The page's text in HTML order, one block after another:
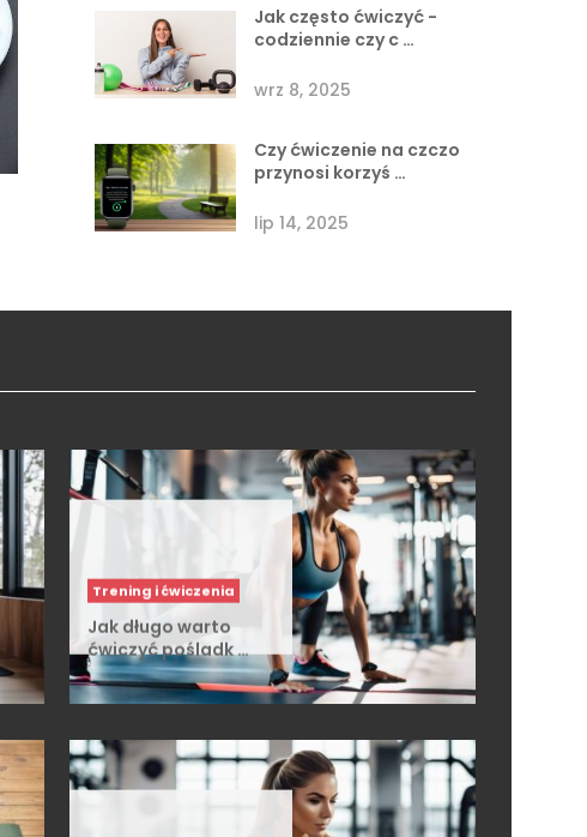
Jak często ćwiczyć -
codziennie czy c …
wrz 8, 2025
Czy ćwiczenie na czczo
przynosi korzyś …
lip 14, 2025
Trening i ćwiczenia
Jak długo warto
ćwiczyć pośladk …